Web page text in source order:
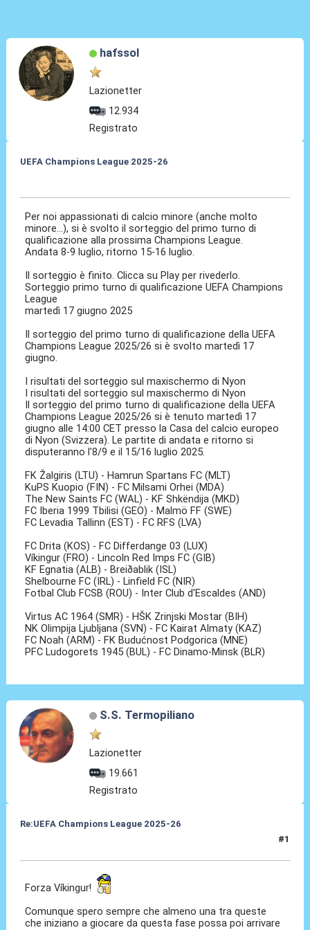
hafssol
Lazionetter
12.934
Registrato
UEFA Champions League 2025-26
Per noi appassionati di calcio minore (anche molto
minore...), si è svolto il sorteggio del primo turno di
qualificazione alla prossima Champions League.
Andata 8-9 luglio, ritorno 15-16 luglio.
Il sorteggio è finito. Clicca su Play per rivederlo.
Sorteggio primo turno di qualificazione UEFA Champions
League
martedì 17 giugno 2025
Il sorteggio del primo turno di qualificazione della UEFA
Champions League 2025/26 si è svolto martedì 17
giugno.
I risultati del sorteggio sul maxischermo di Nyon
I risultati del sorteggio sul maxischermo di Nyon
Il sorteggio del primo turno di qualificazione della UEFA
Champions League 2025/26 si è tenuto martedì 17
giugno alle 14:00 CET presso la Casa del calcio europeo
di Nyon (Svizzera). Le partite di andata e ritorno si
disputeranno l'8/9 e il 15/16 luglio 2025.
FK Žalgiris (LTU) - Hamrun Spartans FC (MLT)
KuPS Kuopio (FIN) - FC Milsami Orhei (MDA)
The New Saints FC (WAL) - KF Shkëndija (MKD)
FC Iberia 1999 Tbilisi (GEO) - Malmö FF (SWE)
FC Levadia Tallinn (EST) - FC RFS (LVA)
FC Drita (KOS) - FC Differdange 03 (LUX)
Víkingur (FRO) - Lincoln Red Imps FC (GIB)
KF Egnatia (ALB) - Breiðablik (ISL)
Shelbourne FC (IRL) - Linfield FC (NIR)
Fotbal Club FCSB (ROU) - Inter Club d'Escaldes (AND)
Virtus AC 1964 (SMR) - HŠK Zrinjski Mostar (BIH)
NK Olimpija Ljubljana (SVN) - FC Kairat Almaty (KAZ)
FC Noah (ARM) - FK Budućnost Podgorica (MNE)
PFC Ludogorets 1945 (BUL) - FC Dinamo-Minsk (BLR)
S.S. Termopiliano
Lazionetter
19.661
Registrato
Re:UEFA Champions League 2025-26
#1
Forza Víkingur!
Comunque spero sempre che almeno una tra queste
che iniziano a giocare da questa fase possa poi arrivare